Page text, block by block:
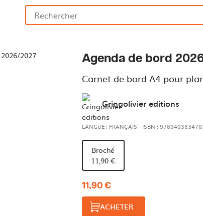
Agenda de bord
Carnet de bord A4 pour
Gringolivier editions
LANGUE : FRANÇAIS - ISBN :
Broché
11,90 €
11,90 €
ACHETER